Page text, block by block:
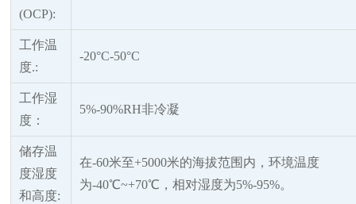
(OCP):
工作温
度.:
-20°C-50°C
工作湿
度：
5%-90%RH非冷凝
储存温
度湿度
和高度:
在-60米至+5000米的海拔范围内，环境温度
为-40℃~+70℃，相对湿度为5%-95%。